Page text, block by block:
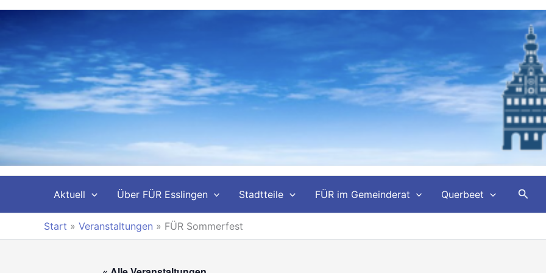
Zum
Aktuell Über FÜR Esslingen Stadtteile FÜR im Gemeinderat Querbeet
Start » Veranstaltungen » FÜR Sommerfest